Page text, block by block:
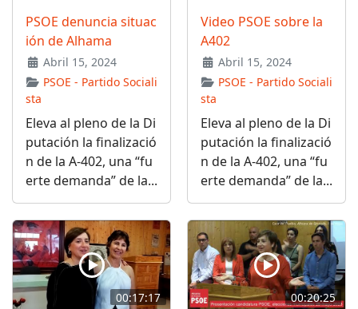
PSOE denuncia situac
ión de Alhama
Abril 15, 2024
PSOE - Partido Sociali
sta
Eleva al pleno de la Di
putación la finalizació
n de la A-402, una “fu
erte demanda” de la...
Video PSOE sobre la
A402
Abril 15, 2024
PSOE - Partido Sociali
sta
Eleva al pleno de la Di
putación la finalizació
n de la A-402, una “fu
erte demanda” de la...
00:17:17 00:20:25